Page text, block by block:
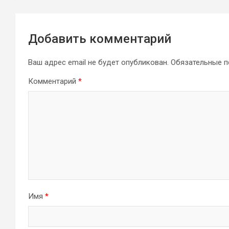
Добавить комментарий
Ваш адрес email не будет опубликован. Обязательные
Комментарий *
Имя *